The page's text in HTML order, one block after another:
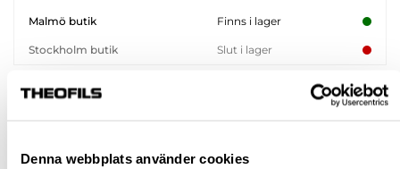
Denna webbplats använder cookies
Malmö butik Finns i lager
Stockholm butik Slut i lager
Snabba leveranser